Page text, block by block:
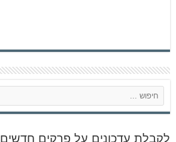
פ
ש
לקבלת עדכונים על פרקים חדשים